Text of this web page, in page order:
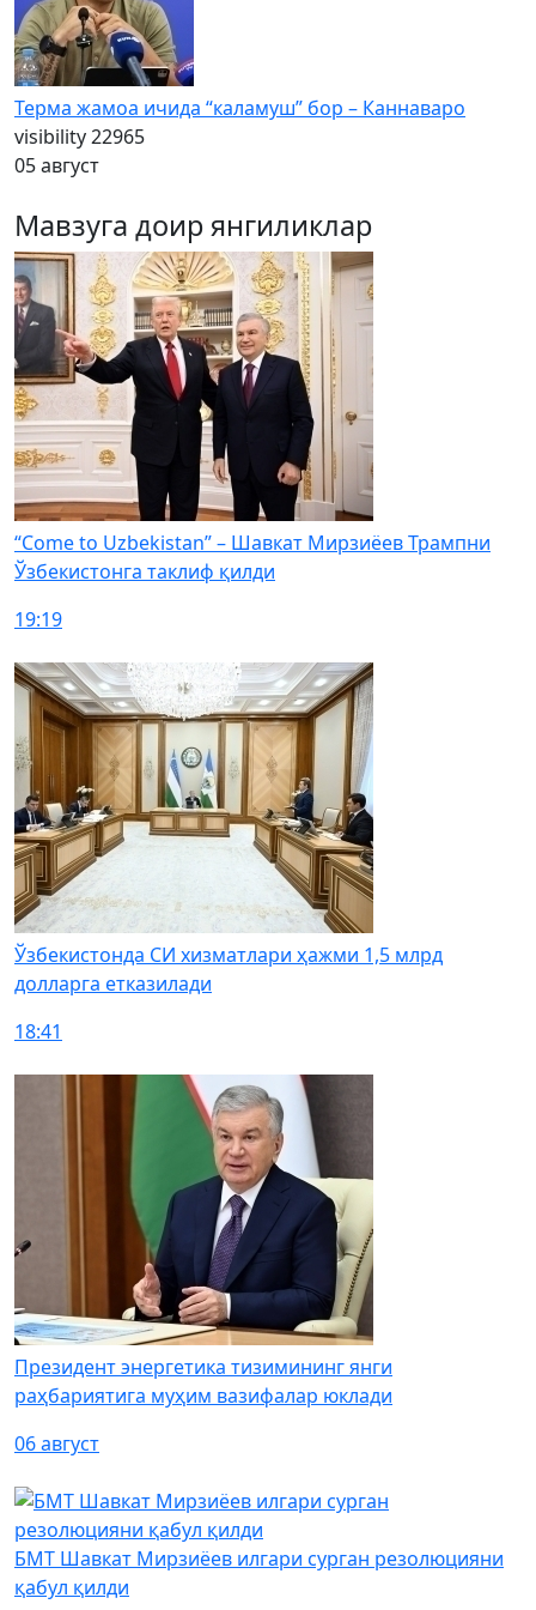
Терма жамоа ичида “каламуш” бор – Каннаваро
visibility22965
05 август
Мавзуга доир янгиликлар
“Come to Uzbekistan” – Шавкат Мирзиёев Трампни
Ўзбекистонга таклиф қилди
19:19
Ўзбекистонда СИ хизматлари ҳажми 1,5 млрд
долларга етказилади
18:41
Президент энергетика тизимининг янги
раҳбариятига муҳим вазифалар юклади
06 август
БМТ Шавкат Мирзиёев илгари сурган резолюцияни
қабул қилди